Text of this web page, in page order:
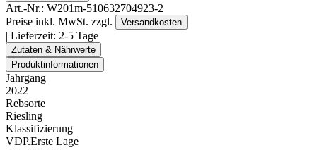
Art.-Nr.: W201m-510632704923-2
Preise inkl. MwSt. zzgl.
Versandkosten
| Lieferzeit: 2-5 Tage
Zutaten & Nährwerte
Produktinformationen
Jahrgang
2022
Rebsorte
Riesling
Klassifizierung
VDP.Erste Lage